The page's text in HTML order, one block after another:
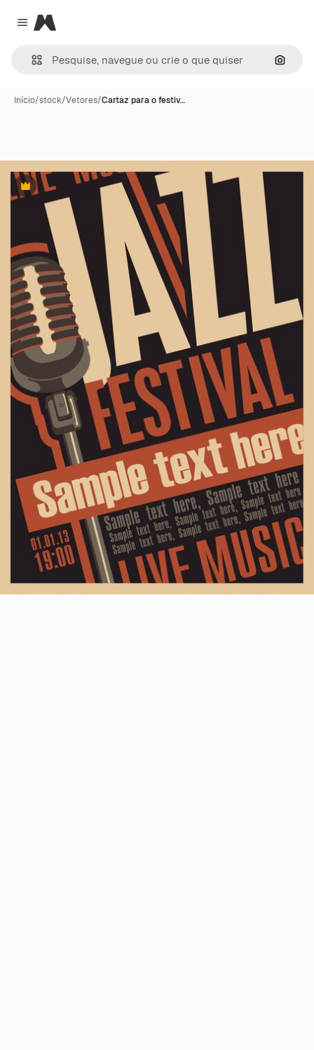
Close menu
Magnific
Início/stock/Vetores/Cartaz para o festiv…
Premium